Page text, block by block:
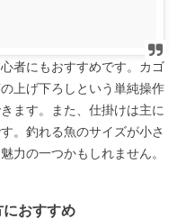
者にもおすすめです。カゴ
上げ下ろしという単純操作
ます。また、仕掛けは主に
。釣れる魚のサイズが小さ
力の一つかもしれません。
おすすめ